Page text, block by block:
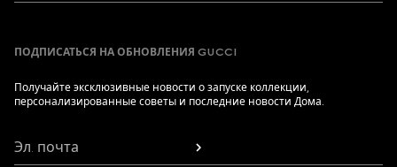
ПОДПИСАТЬСЯ НА ОБНОВЛЕНИЯ GUCCI
Получайте эксклюзивные новости о запуске коллекции,
персонализированные советы и последние новости Дома.
Эл. почта